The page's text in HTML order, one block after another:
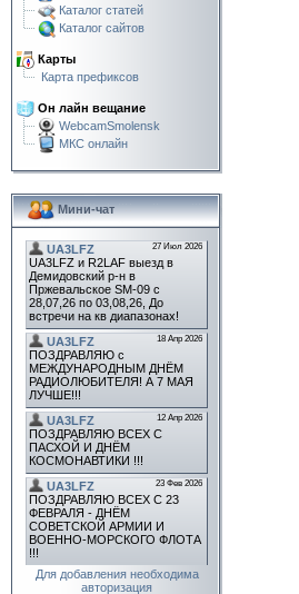
Каталог статей
Каталог сайтов
Карты
Карта префиксов
Он лайн вещание
WebcamSmolensk
МКС онлайн
Мини-чат
Для добавления необходима
авторизация